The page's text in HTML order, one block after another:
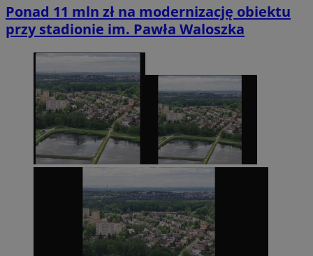
Ponad 11 mln zł na modernizację obiektu
przy stadionie im. Pawła Waloszka